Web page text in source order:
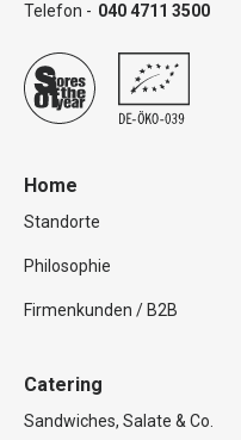
Telefon - 040 4711 3500
Home
Standorte
Philosophie
Firmenkunden / B2B
Catering
Sandwiches, Salate & Co.